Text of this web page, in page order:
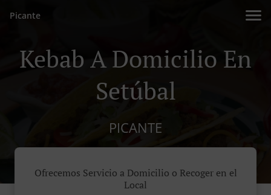
Picante
Kebab A Domicilio En
Setúbal
PICANTE
Ofrecemos Servicio a Domicilio o Recoger en el
Local